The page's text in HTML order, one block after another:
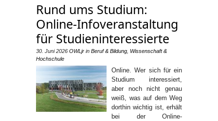
Rund ums Studium:
Online-Infoveranstaltung
für Studieninteressierte
30. Juni 2026 OWLjr in Beruf & Bildung Wissenschaft &
Hochschule
Online. Wer sich für ein
Studium interessiert,
aber noch nicht genau
weiß, was auf dem Weg
dorthin wichtig ist, erhält
bei der Online-